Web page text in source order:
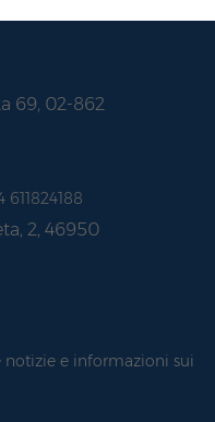
69, 02-862
2, 46950
notizie e informazioni sui